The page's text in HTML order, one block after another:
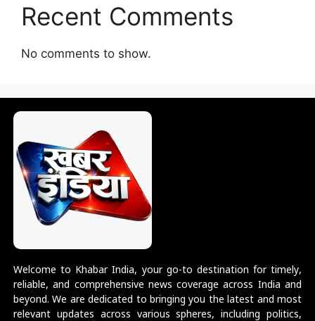
Recent Comments
No comments to show.
Welcome to Khabar India, your go-to destination for timely,
reliable, and comprehensive news coverage across India and
beyond. We are dedicated to bringing you the latest and most
relevant updates across various spheres, including politics,